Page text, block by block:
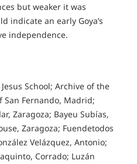
but weaker it was
indicate an early Goya’s
independence.
School; Archive of the
San Fernando, Madrid;
Zaragoza; Bayeu Subías,
Zaragoza; Fuendetodos
Velázquez, Antonio;
Corrado; Luzán